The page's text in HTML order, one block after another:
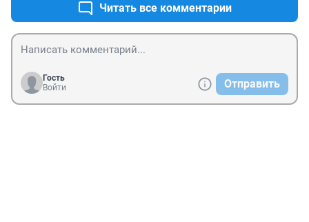
Читать все комментарии
Гость
Войти
Отправить